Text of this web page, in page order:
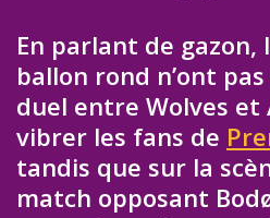
En parlant de gazon,
ballon rond n’ont
duel entre Wolves et
vibrer les fans de
tandis que sur la
match opposant